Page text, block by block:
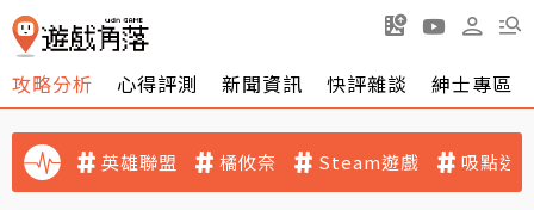
攻略分析 心得評測 新聞資訊 快評雜談 紳士專區
英雄聯盟 橘攸奈 Steam遊戲 吸點迷